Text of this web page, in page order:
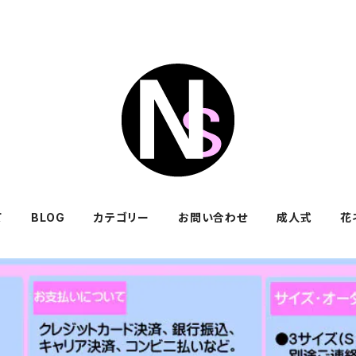
BLOG カテゴリー お問い合わせ 成人式 花